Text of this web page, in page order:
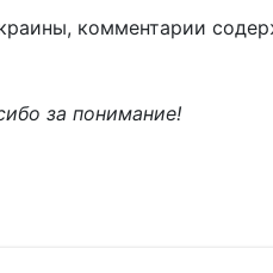
комментарии
за понимание!